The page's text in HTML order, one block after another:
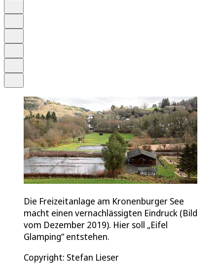
Die Freizeitanlage am Kronenburger See
macht einen vernachlässigten Eindruck (Bild
vom Dezember 2019). Hier soll „Eifel
Glamping“ entstehen.
Copyright: Stefan Lieser